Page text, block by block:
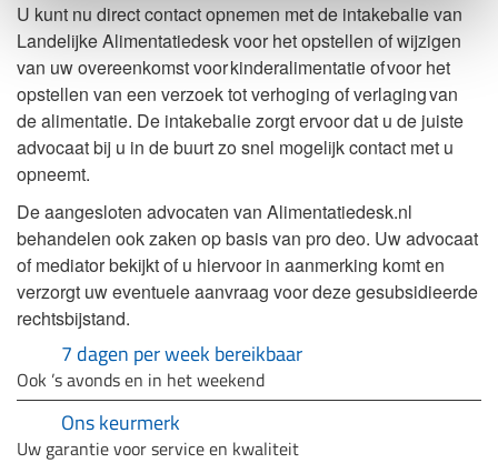
U kunt nu direct contact opnemen met de intakebalie van
Landelijke Alimentatiedesk voor het opstellen of wijzigen
van uw overeenkomst voor kinderalimentatie of voor het
opstellen van een verzoek tot verhoging of verlaging van
de alimentatie. De intakebalie zorgt ervoor dat u de juiste
advocaat bij u in de buurt zo snel mogelijk contact met u
opneemt.
De aangesloten advocaten van Alimentatiedesk.nl
behandelen ook zaken op basis van pro deo. Uw advocaat
of mediator bekijkt of u hiervoor in aanmerking komt en
verzorgt uw eventuele aanvraag voor deze gesubsidieerde
rechtsbijstand.
7 dagen per week bereikbaar
Ook ’s avonds en in het weekend
Ons keurmerk
Uw garantie voor service en kwaliteit